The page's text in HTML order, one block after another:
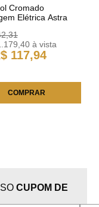
Cromado
Elétrica Astra
,31
179 40 à vista
117,94
COMPRAR
CUPOM DE